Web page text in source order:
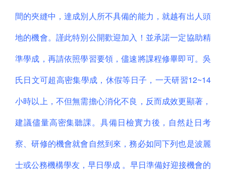
間的夾縫中，達成別人所不具備的能力，就越有出人頭
地的機會。謹此特別公開歡迎加入！並承諾一定協助精
準學成，再請依照學習要領，儘速將課程修畢即可。吳
氏日文可超高密集學成，休假等日子，一天研習12~14
小時以上，不但無需擔心消化不良，反而成效更顯著，
建議儘量高密集聽課。具備日檢實力後，自然赴日考
察、研修的機會就會自然到來，務必如同下列也是波麗
士或公務機構學友，早日學成 。早日準備好迎接機會的